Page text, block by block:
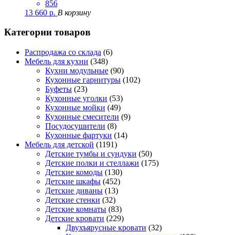
856
13 660 р. В корзину
Категории товаров
Распродажа со склада (6)
Мебель для кухни (348)
Кухни модульные (90)
Кухонные гарнитуры (102)
Буфеты (23)
Кухонные уголки (53)
Кухонные мойки (49)
Кухонные смесители (9)
Посудосушители (8)
Кухонные фартуки (14)
Мебель для детской (1191)
Детские тумбы и сундуки (50)
Детские полки и стеллажи (175)
Детские комоды (130)
Детские шкафы (452)
Детские диваны (13)
Детские стенки (32)
Детские комнаты (83)
Детские кровати (229)
Двухъярусные кровати (32)